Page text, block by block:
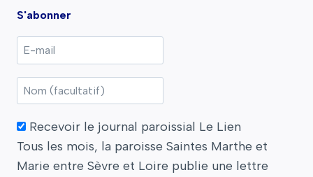
S'abonner
Recevoir le journal paroissial Le Lien
Tous les mois, la paroisse Saintes Marthe et
Marie entre Sèvre et Loire publie une lettre